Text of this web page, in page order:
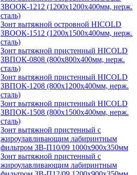
ЗВООК-1212 (1200x1200x400мм, нерж.
сталь)
Зонт вытяжной островной HICOLD
ЗВООК-1512 (1200х1500х400мм, нерж.
сталь)
Зонт вытяжной пристенный HICOLD
ЗВПОК-0808 (800х800х400мм, нерж.
сталь)
Зонт вытяжной пристенный HICOLD
ЗВПОК-1208 (800х1200х400мм, нерж.
сталь)
Зонт вытяжной пристенный HICOLD
ЗВПОК-1508 (800х1500х400мм, нерж.
сталь)
Зонт вытяжной пристенный с
жироулавливающим лабиринтным
фильтром ЗВ-П10/09 1000х900х350мм
Зонт вытяжной пристенный с
жироулавливающим лабиринтным